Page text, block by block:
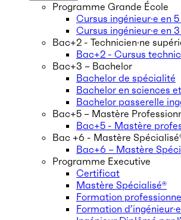
Programme Grande École
Cursus ingénieur·e en
Cursus ingénieur·e en
Bac+2 - Technicien·ne
Bac+2 - Cursus
Bac+3 – Bachelor
Bachelor de spécialité
Bachelor en sciences
Bachelor passerelle
Bac+5 – Mastère
Bac+5 - Mastère
Bac +6 - Mastère
Bac+6 – Mastère
Programme Executive
Certificat
Mastère Spécialisé®
Formation
Formation d’ingénieur·e